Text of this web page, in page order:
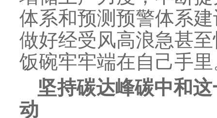
体系和预测预警体系
做好经受风高浪急甚
饭碗牢牢端在自己手
坚持碳达峰碳中和
动